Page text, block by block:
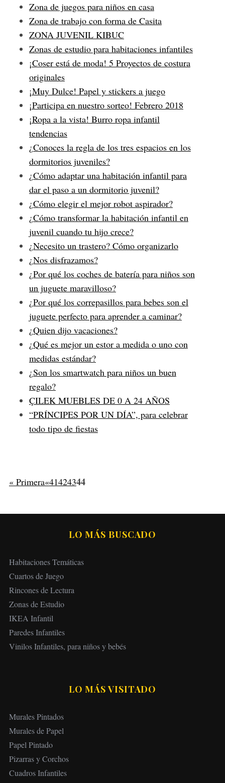
Zona de juegos para niños en casa
Zona de trabajo con forma de Casita
ZONA JUVENIL KIBUC
Zonas de estudio para habitaciones infantiles
¡Coser está de moda! 5 Proyectos de costura
originales
¡Muy Dulce! Papel y stickers a juego
¡Participa en nuestro sorteo! Febrero 2018
¡Ropa a la vista! Burro ropa infantil
tendencias
¿Conoces la regla de los tres espacios en los
dormitorios juveniles?
¿Cómo adaptar una habitación infantil para
dar el paso a un dormitorio juvenil?
¿Cómo elegir el mejor robot aspirador?
¿Cómo transformar la habitación infantil en
juvenil cuando tu hijo crece?
¿Necesito un trastero? Cómo organizarlo
¿Nos disfrazamos?
¿Por qué los coches de batería para niños son
un juguete maravilloso?
¿Por qué los correpasillos para bebes son el
juguete perfecto para aprender a caminar?
¿Quien dijo vacaciones?
¿Qué es mejor un estor a medida o uno con
medidas estándar?
¿Son los smartwatch para niños un buen
regalo?
ÇILEK MUEBLES DE 0 A 24 AÑOS
“PRÍNCIPES POR UN DÍA”, para celebrar
todo tipo de fiestas
« Primera«41424344
LO MÁS BUSCADO
Habitaciones Temáticas
Cuartos de Juego
Rincones de Lectura
Zonas de Estudio
IKEA Infantil
Paredes Infantiles
Vinilos Infantiles, para niños y bebés
LO MÁS VISITADO
Murales Pintados
Murales de Papel
Papel Pintado
Pizarras y Corchos
Cuadros Infantiles
S
e
r
c
h
f
r
: